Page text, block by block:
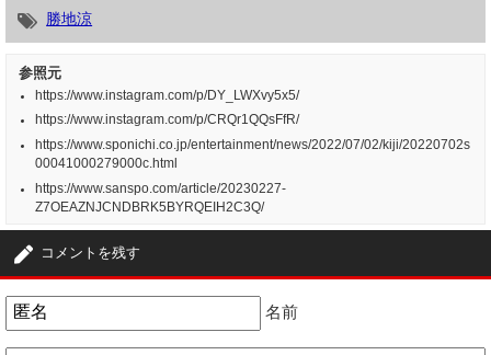
勝地涼
参照元
https://www.instagram.com/p/DY_LWXvy5x5/
https://www.instagram.com/p/CRQr1QQsFfR/
https://www.sponichi.co.jp/entertainment/news/2022/07/02/kiji/20220702s
00041000279000c.html
https://www.sanspo.com/article/20230227-
Z7OEAZNJCNDBRK5BYRQEIH2C3Q/
コメントを残す
名前